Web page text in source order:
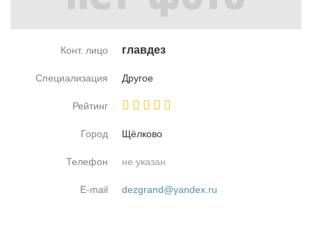
Конт. лицо глав­дез
Специализация Дру­гое
Рейтинг
Город Щёл­ко­во
Телефон не указан
E-mail dezgrand@yandex.ru